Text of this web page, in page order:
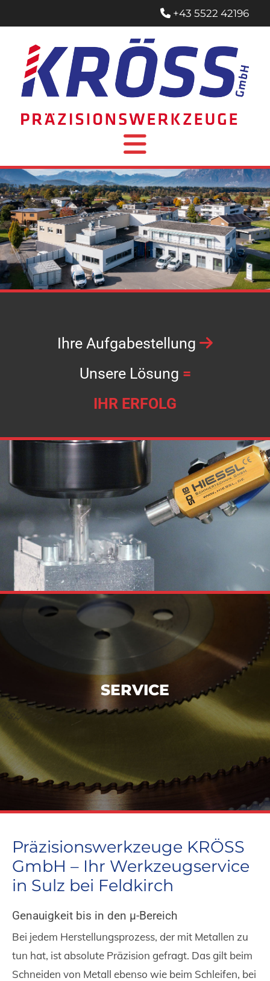
 +43 5522 42196
Ihre Aufgabestellung 
Unsere Lösung =
IHR ERFOLG
SERVICE
Präzisionswerkzeuge KRÖSS
GmbH – Ihr Werkzeugservice
in Sulz bei Feldkirch
Genauigkeit bis in den μ-Bereich
Bei jedem Herstellungsprozess, der mit Metallen zu
tun hat, ist absolute Präzision gefragt. Das gilt beim
Schneiden von Metall ebenso wie beim Schleifen, bei